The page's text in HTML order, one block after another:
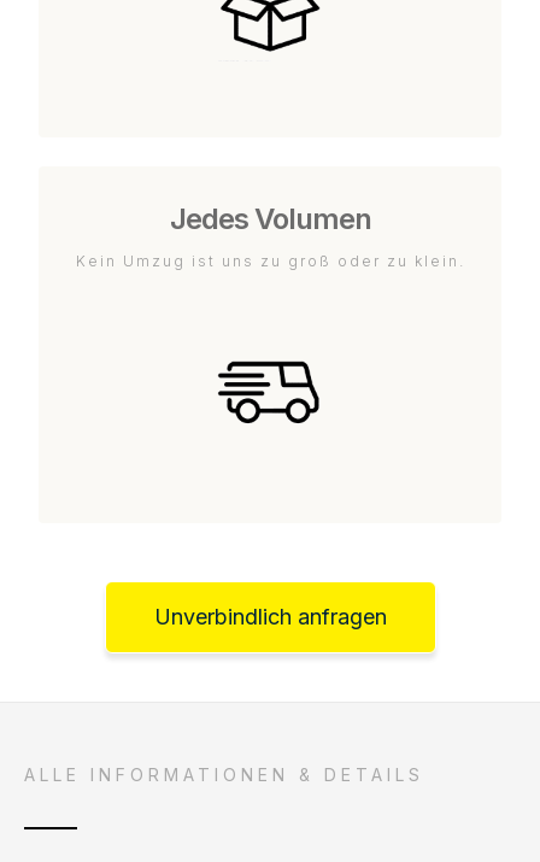
Jedes Volumen
Kein Umzug ist uns zu groß oder zu klein.
Unverbindlich anfragen
ALLE INFORMATIONEN & DETAILS